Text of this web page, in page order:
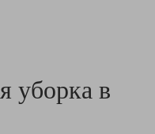
уборка в